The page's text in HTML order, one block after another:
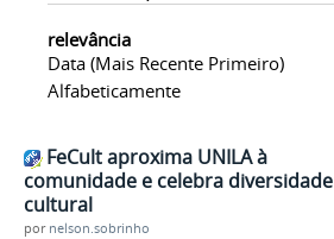
relevância
Data (mais Recente Primeiro)
Alfabeticamente
FeCult aproxima UNILA à
comunidade e celebra diversidade
cultural
por nelson.sobrinho